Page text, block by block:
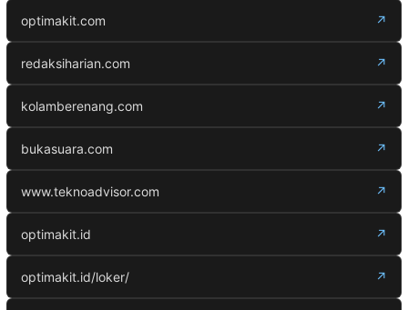
optimakit.com ↗
redaksiharian.com ↗
kolamberenang.com ↗
bukasuara.com ↗
www.teknoadvisor.com ↗
optimakit.id ↗
optimakit.id/loker/ ↗